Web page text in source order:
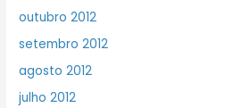
outubro 2012
setembro 2012
agosto 2012
julho 2012